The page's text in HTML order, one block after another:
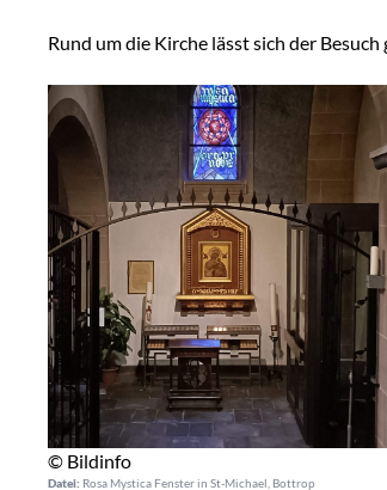
Rund um die Kirche lässt sich der
© Bildinfo
Datei: Rosa Mystica Fenster in St-Michael, Bottrop